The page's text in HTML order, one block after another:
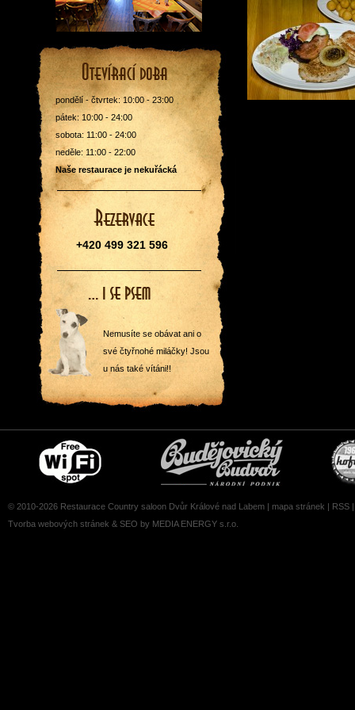
pondělí - čtvrtek: 10:00 - 23:00
pátek: 10:00 - 24:00
sobota: 11:00 - 24:00
neděle: 11:00 - 22:00
Naše restaurace je nekuřácká
+420 499 321 596
Nemusíte se obávat ani o
své čtyřnohé miláčky! Jsou
u nás také vítáni!!
© 2010-2026 Restaurace Country saloon Dvůr Králové nad Labem | mapa stránek | RSS
Tvorba webových stránek & SEO by MEDIA ENERGY s.r.o.